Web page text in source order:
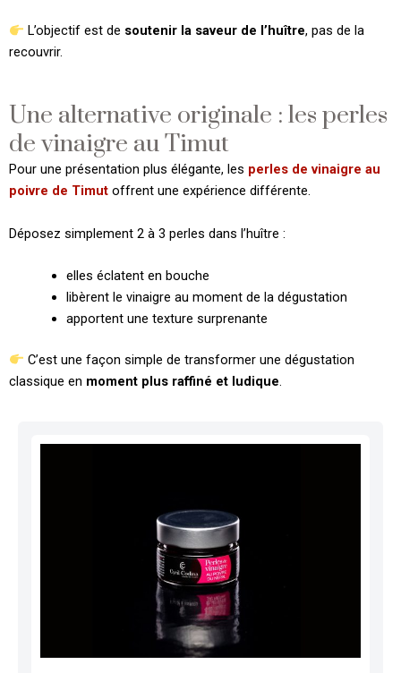
L’objectif est de soutenir la saveur de l’huître, pas de la
recouvrir.
Une alternative originale : les perles
de vinaigre au Timut
Pour une présentation plus élégante, les perles de vinaigre au
poivre de Timut offrent une expérience différente.
Déposez simplement 2 à 3 perles dans l’huître :
elles éclatent en bouche
libèrent le vinaigre au moment de la dégustation
apportent une texture surprenante
C’est une façon simple de transformer une dégustation
classique en moment plus raffiné et ludique.